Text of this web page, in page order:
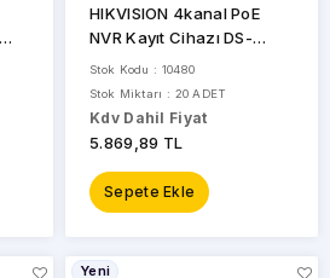
HIKVISION 4kanal PoE
NVR Kayıt Cihazı DS-
7104NI-Q1/4P/M
Stok Kodu : 10480
Stok Miktarı : 20 ADET
Kdv Dahil Fiyat
5.869,89 TL
Sepete Ekle
Yeni